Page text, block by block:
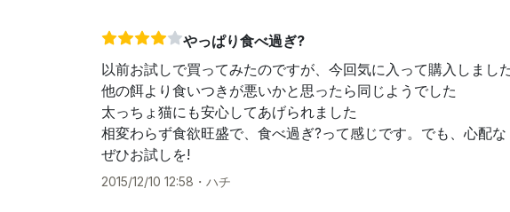
やっぱり食べ過ぎ?
以前お試しで買ってみたのですが、今回気に入って購入しまし
他の餌より食いつきが悪いかと思ったら同じようでした
太っちょ猫にも安心してあげられました
相変わらず食欲旺盛で、食べ過ぎ?って感じです。でも、心配
ぜひお試しを!
2015/12/10 12:58 ・ ハチ